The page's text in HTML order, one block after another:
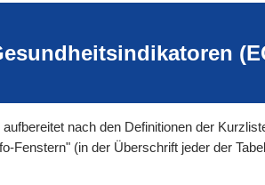
nach den Definitionen der
Fenstern" (in der Überschrift jeder der